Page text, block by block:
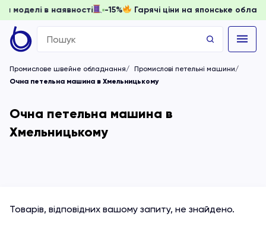
моделі в наявності -15% Гарячі ціни на японське
Search
for:
Промислове швейне обладнання
Промислові петельні машини
Очна петельна машина в Хмельницькому
Очна петельна машина в
Хмельницькому
Товарів, відповідних вашому запиту, не знайдено.